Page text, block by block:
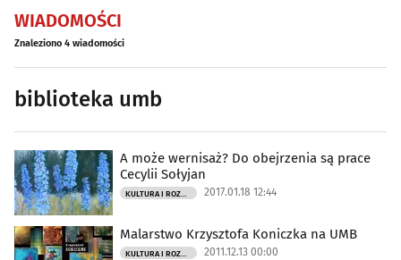
WIADOMOŚCI
Znaleziono 4 wiadomości
biblioteka umb
A może wernisaż? Do obejrzenia są prace
Cecylii Sołyjan
2017.01.18 12:44
Malarstwo Krzysztofa Koniczka na UMB
2011.12.13 00:00